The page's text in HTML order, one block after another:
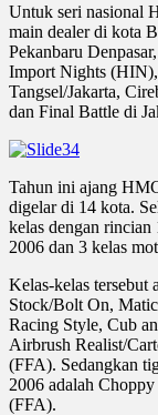
Untuk seri nasional
main dealer di kota
Pekanbaru
Import Nights
Tangsel/Jakarta,
dan Final Battle di
Tahun ini ajang
digelar di 14 kota.
kelas dengan
2006 dan 3 kelas
Kelas-kelas
Stock/Bolt On,
Racing Style, Cub
Airbrush Realist/
(FFA). Sedangkan
2006 adalah
(FFA).